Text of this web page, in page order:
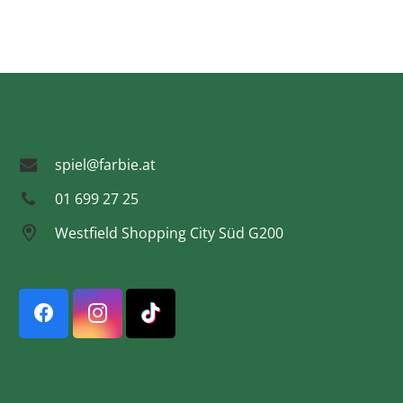
spiel@farbie.at
01 699 27 25
Westfield Shopping City Süd G200